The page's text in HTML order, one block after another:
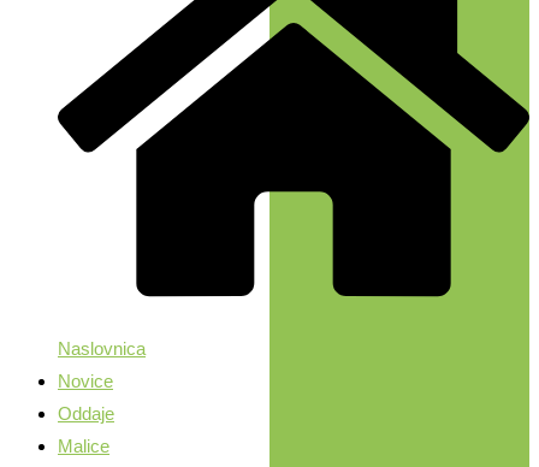
Naslovnica
Novice
Oddaje
Malice